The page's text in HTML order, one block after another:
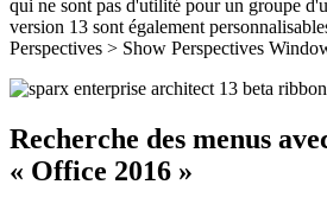
qui ne sont pas d'utilité pour un groupe
version 13 sont également
Perspectives > Show Perspectives
Recherche des menus
« Office 2016 »